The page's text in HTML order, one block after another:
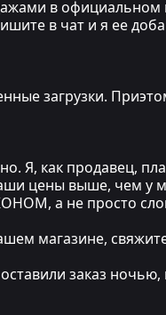
в официальном
в чат и я ее
загрузки.
Я, как продавец,
цены выше, чем
а не просто
магазине,
заказ